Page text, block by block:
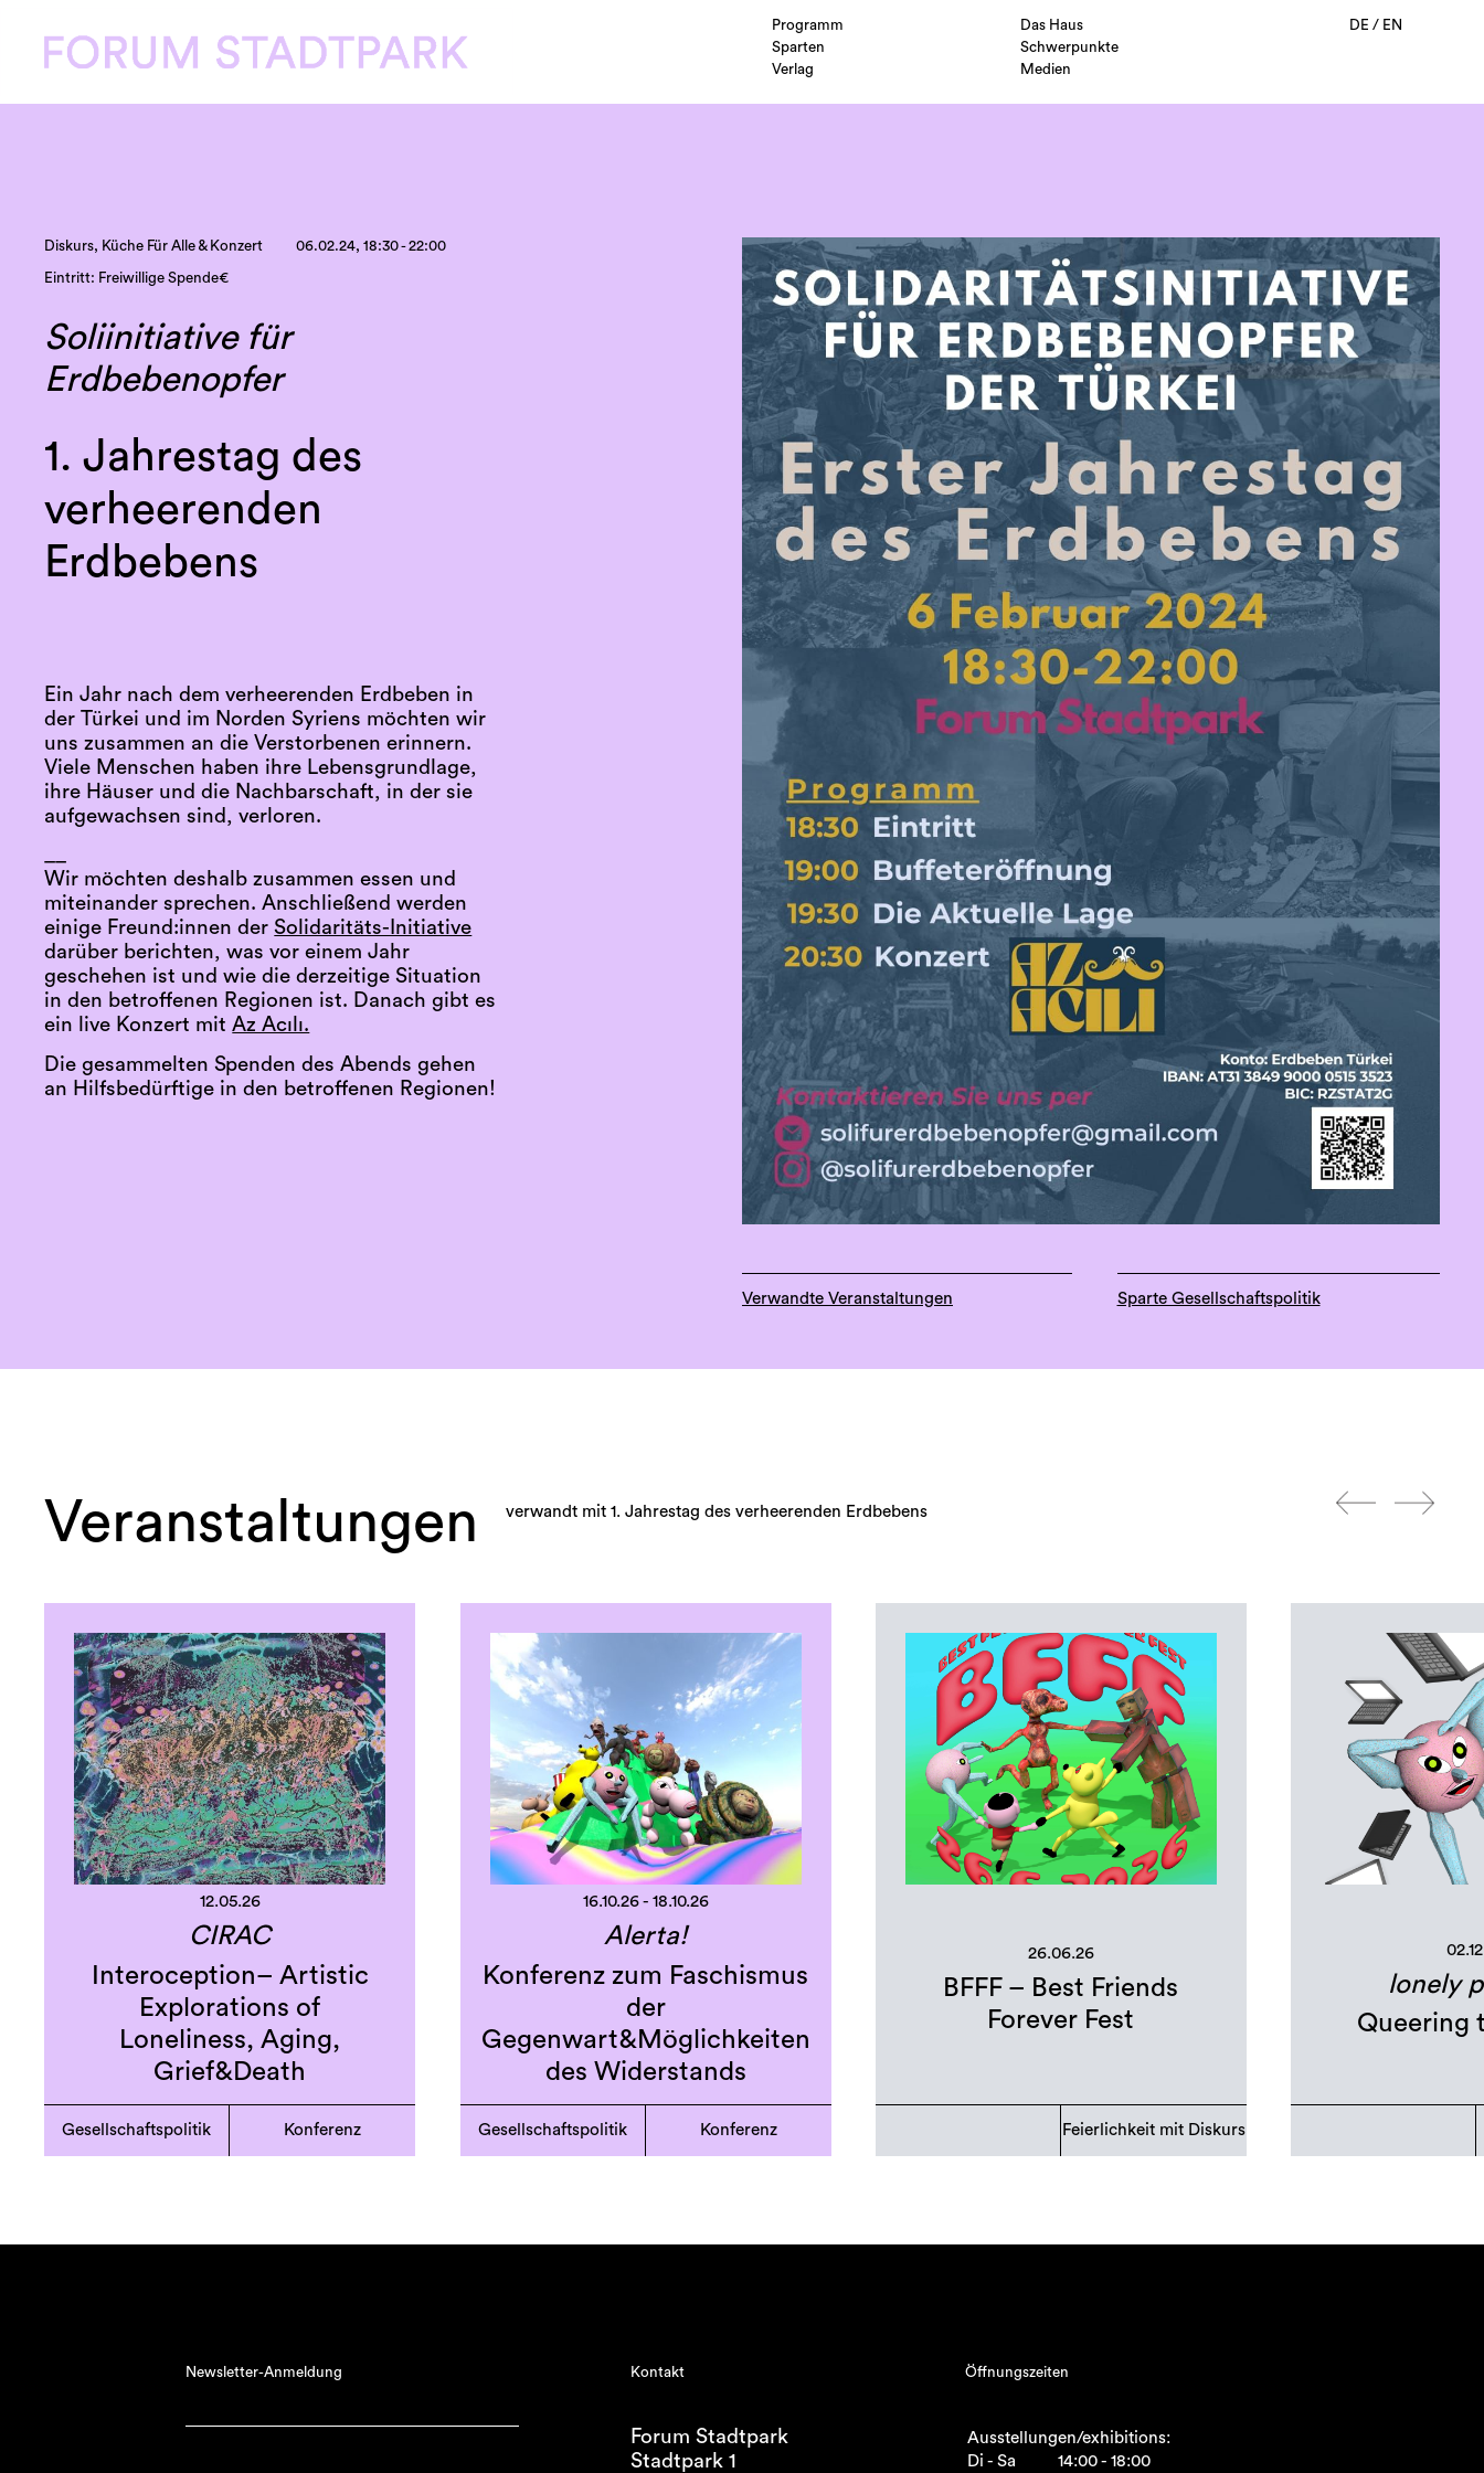
Programm
Das Haus
Sparten
Schwerpunkte
Verlag
Medien
DE/ EN
Diskurs, Küche Für Alle & Konzert 06.02.24, 18:30 - 22:00
Eintritt: Freiwillige Spende€
Soliinitiative für
Erdbebenopfer
1. Jahrestag des
verheerenden
Erdbebens
Ein Jahr nach dem verheerenden Erdbeben in
der Türkei und im Norden Syriens möchten wir
uns zusammen an die Verstorbenen erinnern.
Viele Menschen haben ihre Lebensgrundlage,
ihre Häuser und die Nachbarschaft, in der sie
aufgewachsen sind, verloren.
Wir möchten deshalb zusammen essen und
miteinander sprechen. Anschließend werden
einige Freund:innen derSolidaritäts-Initiative
darüber berichten, was vor einem Jahr
geschehen ist und wie die derzeitige Situation
in den betroffenen Regionen ist. Danach gibt es
ein live Konzert mitAz Acılı.
Die gesammelten Spenden des Abends gehen
an Hilfsbedürftige in den betroffenen Regionen!
Verwandte Veranstaltungen Sparte Gesellschaftspolitik
Veranstaltungen verwandt mit 1. Jahrestag des verheerenden Erdbebens
12.05.26
CIRAC
Interoception– Artistic
Explorations of
Loneliness, Aging,
Grief&Death
Gesellschaftspolitik Konferenz
16.10.26 - 18.10.26
Alerta!
Konferenz zum Faschismus
der
Gegenwart&Möglichkeiten
des Widerstands⁩
Gesellschaftspolitik Konferenz
26.06.26
BFFF – Best Friends
Forever Fest
Feierlichkeit mit Diskurs
lonely
Queering
Newsletter-Anmeldung Kontakt
Forum Stadtpark
Stadtpark 1
Öffnungszeiten
Ausstellungen/exhibitions:
Di - Sa
14:00 - 18:00